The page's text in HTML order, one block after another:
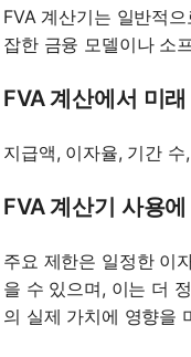
FVA 계산기는 일반적
잡한 금융 모델이나 소
FVA 계산에서 미
지급액, 이자율, 기간
FVA 계산기 사용
주요 제한은 일정한 이
을 수 있으며, 이는 더
의 실제 가치에 영향을